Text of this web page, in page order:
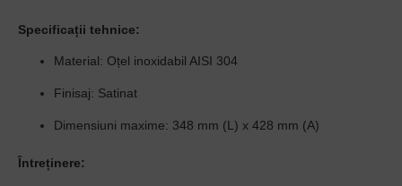
Specificații tehnice:
Material: Oțel inoxidabil AISI 304
Finisaj: Satinat
Dimensiuni maxime: 348 mm (L) x 428 mm (A)
Întreținere: